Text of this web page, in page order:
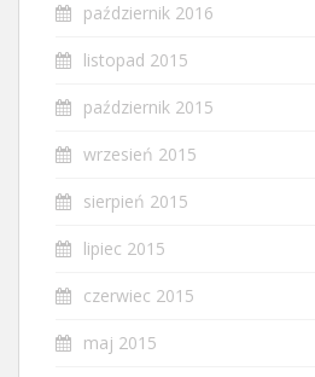
październik 2016
listopad 2015
październik 2015
wrzesień 2015
sierpień 2015
lipiec 2015
czerwiec 2015
maj 2015